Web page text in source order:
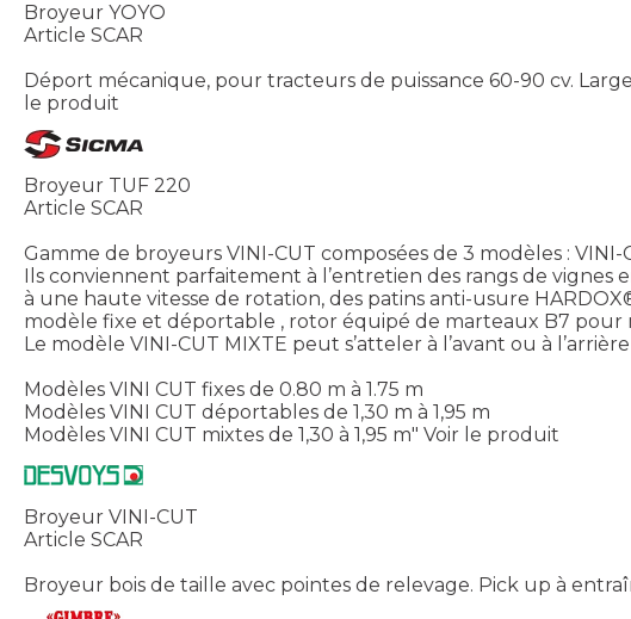
Broyeur YOYO
Article SCAR
Déport mécanique, pour tracteurs de puissance 60-90 cv.
le produit
Broyeur TUF 220
Article SCAR
Gamme de broyeurs VINI-CUT composées de 3 modèles : VINI-
Ils conviennent parfaitement à l’entretien des rangs de
à une haute vitesse de rotation, des patins anti-usure
modèle fixe et déportable , rotor équipé de marteaux B7 pour
Le modèle VINI-CUT MIXTE peut s’atteler à l’avant ou à
Modèles VINI CUT fixes de 0.80 m à 1.75 m
Modèles VINI CUT déportables de 1,30 m à 1,95 m
Modèles VINI CUT mixtes de 1,30 à 1,95 m" Voir le produit
Broyeur VINI-CUT
Article SCAR
Broyeur bois de taille avec pointes de relevage. Pick up à